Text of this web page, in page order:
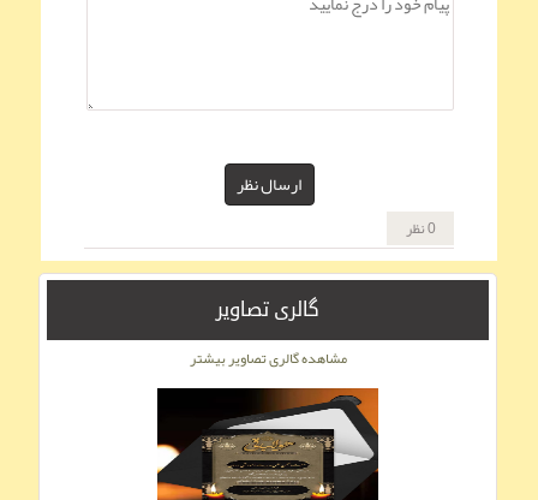
ارسال نظر
0 نظر
گالری تصاویر
مشاهده گالری تصاویر بیشتر